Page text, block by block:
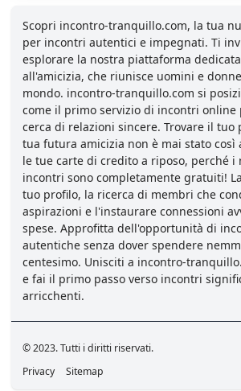
Scopri incontro-tranquillo.com, la tua
per incontri autentici e impegnati. Ti
esplorare la nostra piattaforma
all'amicizia, che riunisce uomini e
mondo. incontro-tranquillo.com si
come il primo servizio di incontri online
cerca di relazioni sincere. Trovare il tuo
tua futura amicizia non è mai stato così
le tue carte di credito a riposo, perché i
incontri sono completamente gratuiti!
tuo profilo, la ricerca di membri che
aspirazioni e l'instaurare connessioni
spese. Approfitta dell'opportunità di
autentiche senza dover spendere
centesimo. Unisciti a incontro-
e fai il primo passo verso incontri
arricchenti.
© 2023. Tutti i diritti riservati.
Privacy
Sitemap